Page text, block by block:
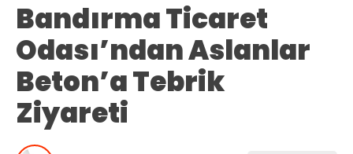
Bandırma Ticaret
Odası’ndan Aslanlar
Beton’a Tebrik
Ziyareti